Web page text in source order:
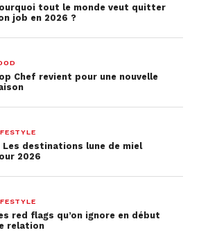
tout le monde veut quitter
job en 2026 ?
Chef revient pour une nouvelle
Les destinations lune de miel
2026
red flags qu’on ignore en début
relation